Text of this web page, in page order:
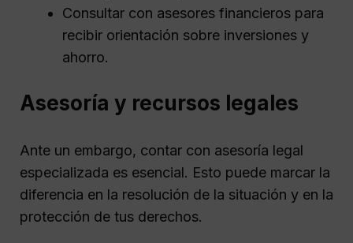
Consultar con asesores financieros para
recibir orientación sobre inversiones y
ahorro.
Asesoría y recursos legales
Ante un embargo, contar con asesoría legal
especializada es esencial. Esto puede marcar la
diferencia en la resolución de la situación y en la
protección de tus derechos.